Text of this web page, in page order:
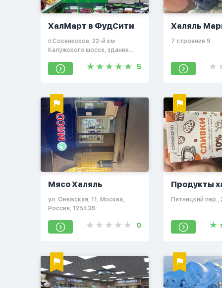
ХалМарт в ФудСити
п.Сосенкское, 22-й км
Калужского шоссе, здание
метров от МКАД, 3 вход,
павильон 2065
5
Халяль
7 строение 9
Мясо Халяль
ул. Онежская, 11, Москва,
Россия, 125438
0
Продукты
Пятницкий пер.,